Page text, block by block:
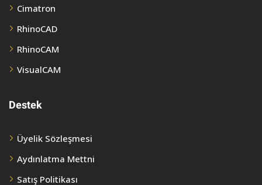
Cimatron
RhinoCAD
RhinoCAM
VisualCAM
Destek
Üyelik Sözleşmesi
Aydınlatma Mettni
Satış Politikası